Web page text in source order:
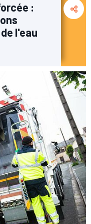
:
l'eau